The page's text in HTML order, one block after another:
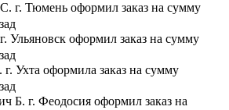
г. Тюмень оформил заказ на сумму
Ульяновск оформил заказ на сумму
Ухта оформила заказ на сумму
Б. г. Феодосия оформил заказ на